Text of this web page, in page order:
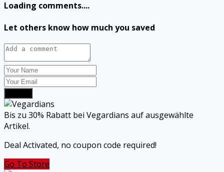
Loading comments....
Let others know how much you saved
Bis zu 30% Rabatt bei Vegardians auf ausgewählte
Artikel.
Deal Activated, no coupon code required!
Go To Store